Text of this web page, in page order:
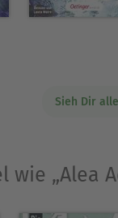
Sieh Dir
wie „Alea